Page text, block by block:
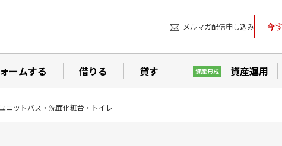
メルマガ配信申し込み 今
ームする 借りる 貸す 資産形成 資産運用
ットバス・洗面化粧台・トイレ